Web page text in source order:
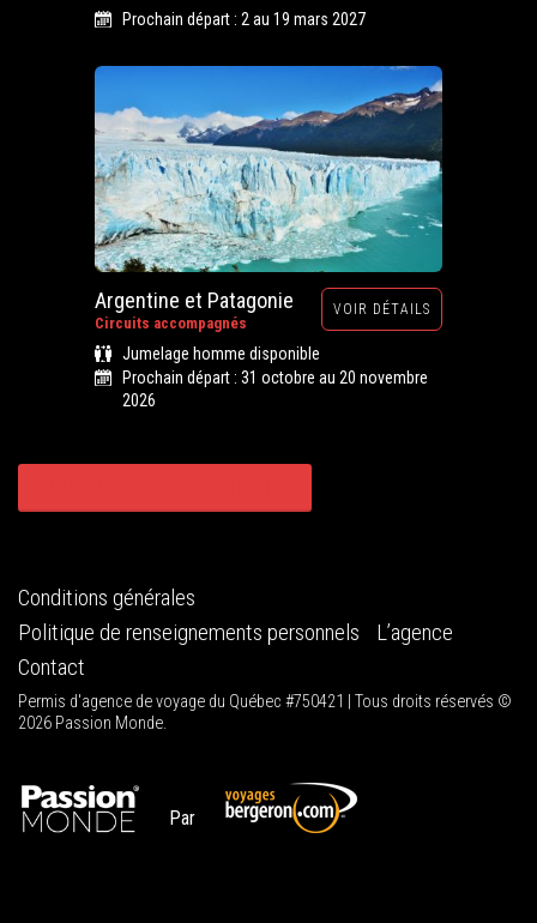
Prochain départ : 2 au 19 mars 2027
Argentine et Patagonie
Circuits accompagnés
VOIR DÉTAILS
Jumelage homme disponible
Prochain départ : 31 octobre au 20 novembre
2026
Conditions générales
Politique de renseignements personnels
L’agence
Contact
Permis d'agence de voyage du Québec #750421 | Tous droits réservés ©
2026 Passion Monde.
Par